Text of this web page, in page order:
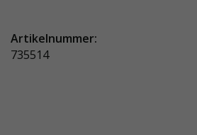
arbetshöjd med hög säkerhet.
på 950 mm ger en bekväm
Artikelnummer:
735514